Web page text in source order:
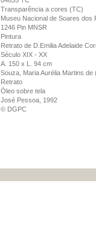
Transparência a cores (TC)
Museu Nacional de Soares dos
1246 Pin MNSR
Pintura
Retrato de D.Emilia Adelaide
Século XIX - XX
A. 150 x L. 94 cm
Souza, Maria Aurélia Martins de
Retrato
Óleo sobre tela
José Pessoa, 1992
© DGPC